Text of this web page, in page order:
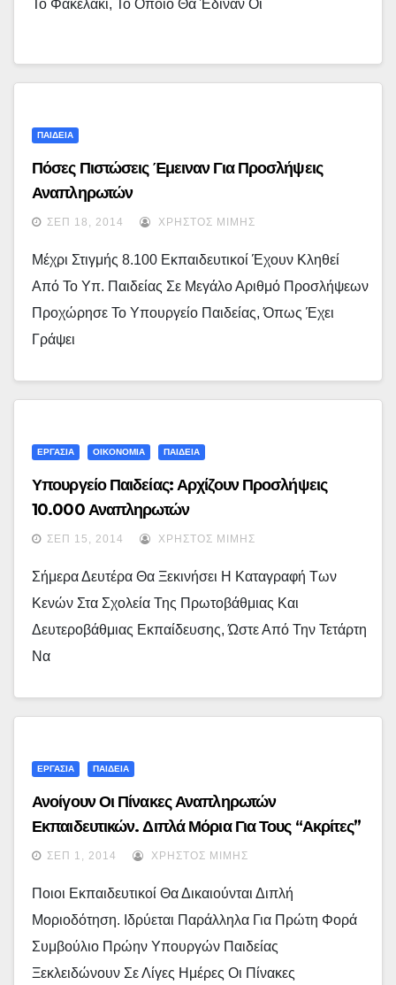
Το Φακελάκι, Το Οποίο Θα Έδιναν Οι
ΠΑΙΔΕΙΑ
Πόσες Πιστώσεις Έμειναν Για Προσλήψεις
Αναπληρωτών
ΣΕΠ 18, 2014 ΧΡΉΣΤΟΣ ΜΊΜΗΣ
Μέχρι Στιγμής 8.100 Εκπαιδευτικοί Έχουν Κληθεί
Από Το Υπ. Παιδείας Σε Μεγάλο Αριθμό Προσλήψεων
Προχώρησε Το Υπουργείο Παιδείας, Όπως Έχει
Γράψει
ΕΡΓΑΣΙΑ ΟΙΚΟΝΟΜΙΑ ΠΑΙΔΕΙΑ
Υπουργείο Παιδείας: Αρχίζουν Προσλήψεις
10.000 Αναπληρωτών
ΣΕΠ 15, 2014 ΧΡΉΣΤΟΣ ΜΊΜΗΣ
Σήμερα Δευτέρα Θα Ξεκινήσει Η Καταγραφή Των
Κενών Στα Σχολεία Της Πρωτοβάθμιας Και
Δευτεροβάθμιας Εκπαίδευσης, Ώστε Από Την Τετάρτη
Να
ΕΡΓΑΣΙΑ ΠΑΙΔΕΙΑ
Ανοίγουν Οι Πίνακες Αναπληρωτών
Εκπαιδευτικών. Διπλά Μόρια Για Τους “ακρίτες”
ΣΕΠ 1, 2014 ΧΡΉΣΤΟΣ ΜΊΜΗΣ
Ποιοι Εκπαιδευτικοί Θα Δικαιούνται Διπλή
Μοριοδότηση. Ιδρύεται Παράλληλα Για Πρώτη Φορά
Συμβούλιο Πρώην Υπουργών Παιδείας
Ξεκλειδώνουν Σε Λίγες Ημέρες Οι Πίνακες